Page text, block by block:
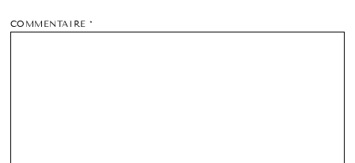
COMMENTAIRE*